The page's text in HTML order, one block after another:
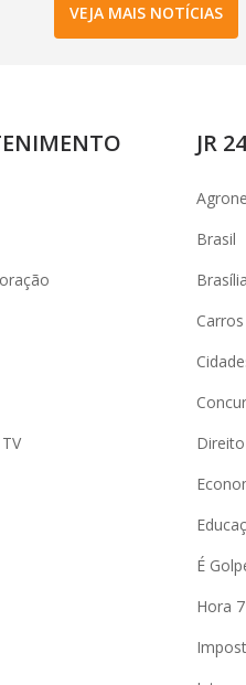
VEJA MAIS NOTÍCIAS
JR
Brasil
Brasília
Carros
É
Hora 7